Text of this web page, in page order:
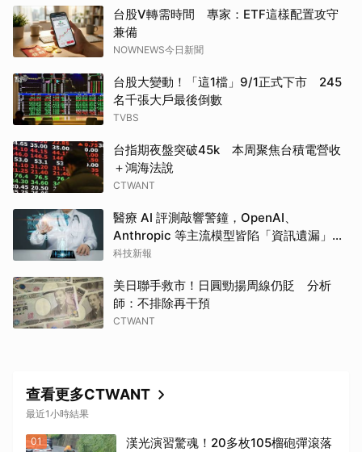
台股V轉需時間 專家：ETF這樣配置攻守
兼備
NOWNEWS今日新聞
台股大變動！「這1檔」9/1正式下市 245
名千張大戶最後倒數
TVBS
台指期夜盤突破45k 本周聚焦台積電營收
＋鴻海法說
CTWANT
醫療 AI 評測敲響警鐘，OpenAI、
Anthropic 等主流模型皆陷「資訊遺漏」盲
點
科技新報
美日聯手救市！日圓勁揚周線仍貶 分析
師：不排除再干預
CTWANT
查看更多CTWANT
最近1小時結果
01
漢光演習驚魂！20多枚105榴砲彈滾落
取消